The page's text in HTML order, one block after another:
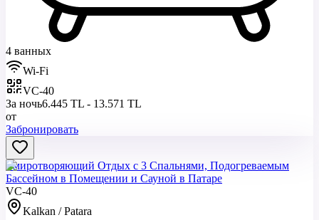
4 ванных
Wi-Fi
VC-40
За ночь6.445 TL - 13.571 TL
от
Забронировать
Умиротворяющий Отдых с 3 Спальнями, Подогреваемым
Бассейном в Помещении и Сауной в Патаре
VC-40
Kalkan / Patara